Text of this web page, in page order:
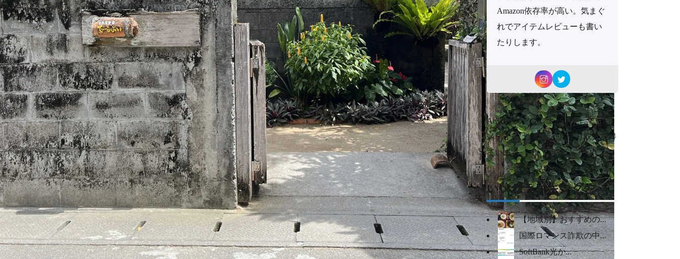
Amazon依存率が高い。気まぐ
れでアイテムレビューも書い
たりします。
Amazonのアソシエイトとして、当
メディアは適格販売により収入を得
ています。
いいねランキング
【地域別】おすすめの...
国際ロマンス詐欺の中...
SoftBank光か...